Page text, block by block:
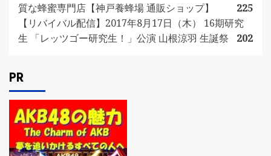
質な蜂蜜専門店【神戸養蜂場 通販ショップ】
225
【リバイバル配信】2017年8月17日（木） 16期研究
生 「レッツゴー研究生！」公演 山根涼羽 生誕祭
202
PR